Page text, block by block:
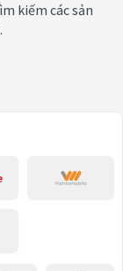
kiếm các sản